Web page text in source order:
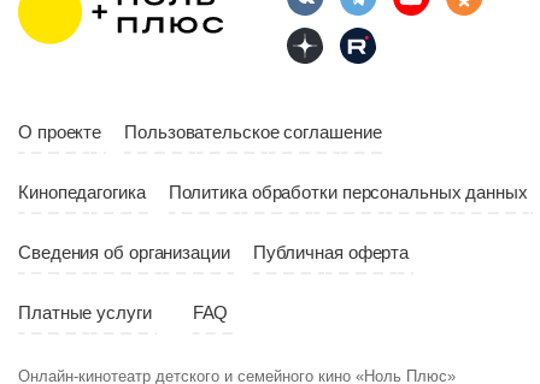
О проекте Пользовательское соглашение
Кинопедагогика Политика обработки персональных данных
Сведения об организации Публичная оферта
Платные услуги FAQ
Онлайн-кинотеатр детского и семейного кино «Ноль Плюс»